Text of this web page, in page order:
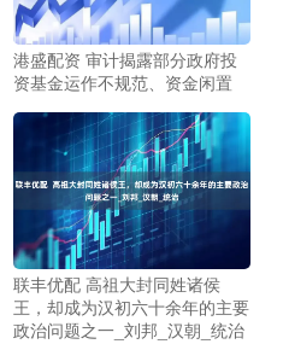
港盛配资 审计揭露部分政府投
资基金运作不规范、资金闲置
联丰优配 高祖大封同姓诸侯
王，却成为汉初六十余年的主要
政治问题之一_刘邦_汉朝_统治